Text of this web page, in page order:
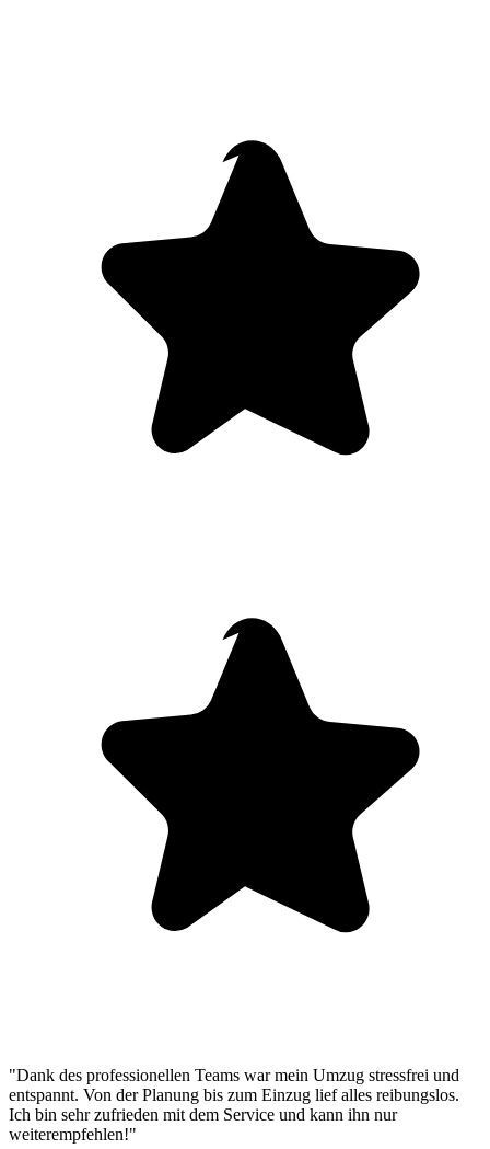
"Dank des professionellen Teams war mein Umzug stressfrei und
entspannt. Von der Planung bis zum Einzug lief alles reibungslos.
Ich bin sehr zufrieden mit dem Service und kann ihn nur
weiterempfehlen!"